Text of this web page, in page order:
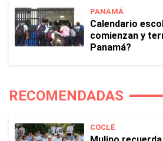
PANAMÁ
Calendario
comienzan y
Panamá?
RECOMENDADAS
COCLÉ